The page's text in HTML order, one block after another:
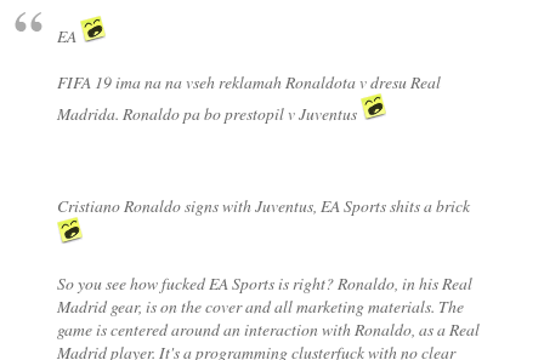
EA
FIFA 19 ima na na vseh reklamah Ronaldota v dresu Real
Madrida. Ronaldo pa bo prestopil v Juventus
Cristiano Ronaldo signs with Juventus, EA Sports shits a brick
So you see how fucked EA Sports is right? Ronaldo, in his Real
Madrid gear, is on the cover and all marketing materials. The
game is centered around an interaction with Ronaldo, as a Real
Madrid player. It's a programming clusterfuck with no clear